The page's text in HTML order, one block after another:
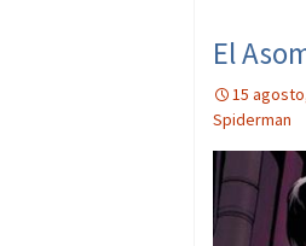
El
15
Spiderman